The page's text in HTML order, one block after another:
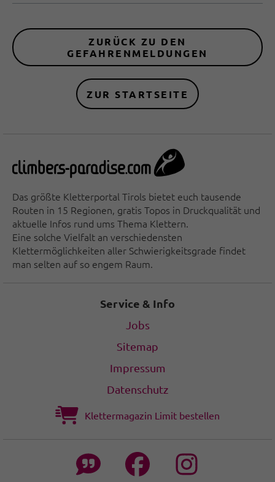
ZURÜCK ZU DEN
GEFAHRENMELDUNGEN
ZUR STARTSEITE
Das größte Kletterportal Tirols bietet euch tausende
Routen in 15 Regionen, gratis Topos in Druckqualität und
aktuelle Infos rund ums Thema Klettern.
Eine solche Vielfalt an verschiedensten
Klettermöglichkeiten aller Schwierigkeitsgrade findet
man selten auf so engem Raum.
Service & Info
Jobs
Sitemap
Impressum
Datenschutz
Klettermagazin Limit bestellen